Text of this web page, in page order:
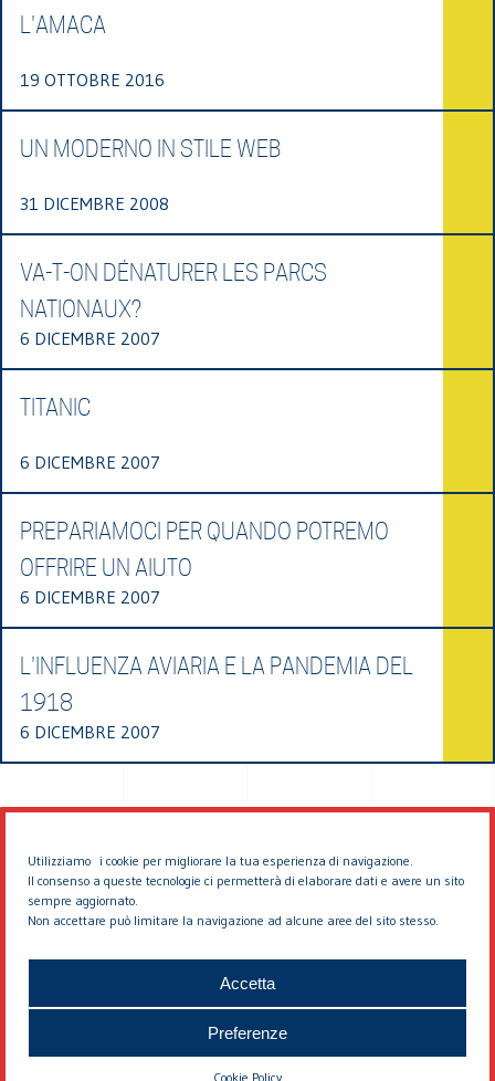
Utilizziamo i cookie per migliorare la tua esperienza di navigazione.
Il consenso a queste tecnologie ci permetterà di elaborare dati e avere un sito
sempre aggiornato.
Non accettare può limitare la navigazione ad alcune aree del sito stesso.
Accetta
Preferenze
Cookie Policy
L'AMACA
19 OTTOBRE 2016
UN MODERNO IN STILE WEB
31 DICEMBRE 2008
VA-T-ON DÉNATURER LES PARCS
NATIONAUX?
6 DICEMBRE 2007
TITANIC
6 DICEMBRE 2007
PREPARIAMOCI PER QUANDO POTREMO
OFFRIRE UN AIUTO
6 DICEMBRE 2007
L'INFLUENZA AVIARIA E LA PANDEMIA DEL
1918
6 DICEMBRE 2007
© 2026 EDDYBURG